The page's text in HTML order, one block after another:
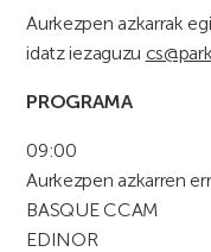
Aurkezpen azkarrak
idatz iezaguzu
PROGRAMA
09:00
Aurkezpen azkarren
BASQUE CCAM
EDINOR